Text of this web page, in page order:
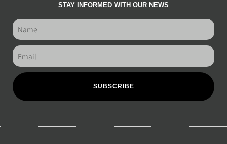
STAY INFORMED WITH OUR NEWS
SUBSCRIBE